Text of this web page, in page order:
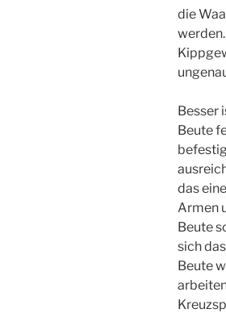
die
werden.
Besser
Beute
das
Armen
Beute
sich
Beute